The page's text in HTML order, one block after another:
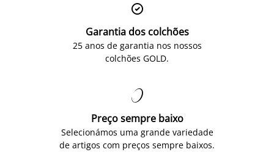

Garantia dos colchões
25 anos de garantia nos nossos
colchões GOLD.

Preço sempre baixo
Selecionámos uma grande variedade
de artigos com preços sempre baixos.